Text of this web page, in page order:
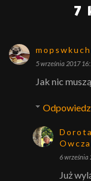
7
5 września 2017
Jak nic
6 września
Już